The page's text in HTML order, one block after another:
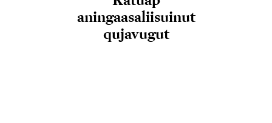
aningaasaliisuinut
qujavugut